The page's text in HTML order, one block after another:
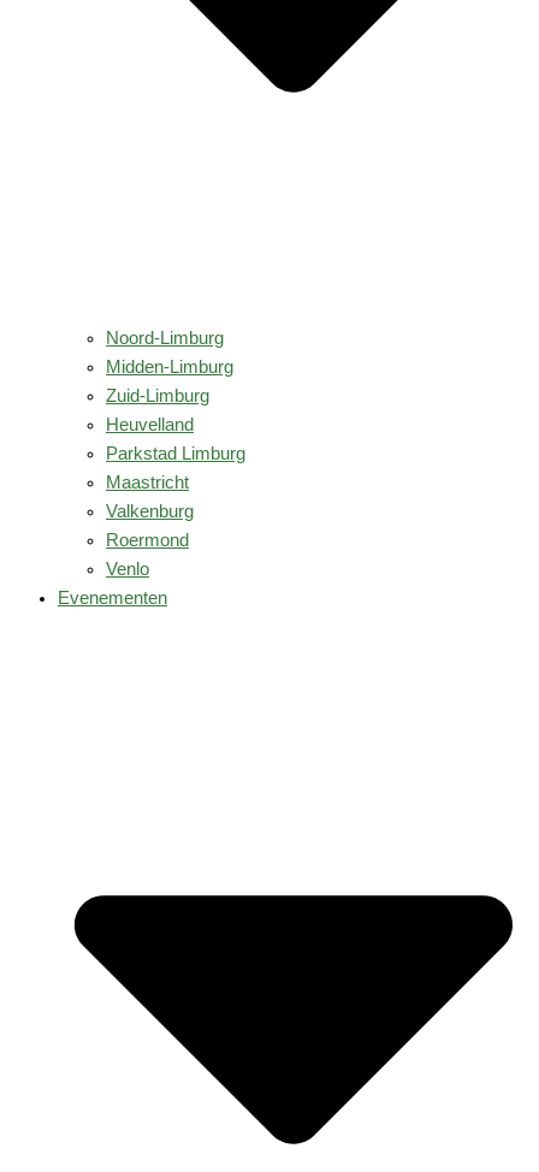
Noord-Limburg
Midden-Limburg
Zuid-Limburg
Heuvelland
Parkstad Limburg
Maastricht
Valkenburg
Roermond
Venlo
Evenementen